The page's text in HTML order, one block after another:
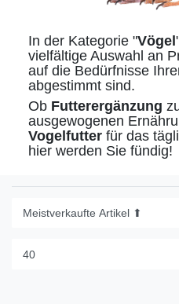
In der Kategorie "Vögel
vielfältige Auswahl an
auf die Bedürfnisse
abgestimmt sind.
Ob Futterergänzung
ausgewogenen
Vogelfutter für das
hier werden Sie fündig!